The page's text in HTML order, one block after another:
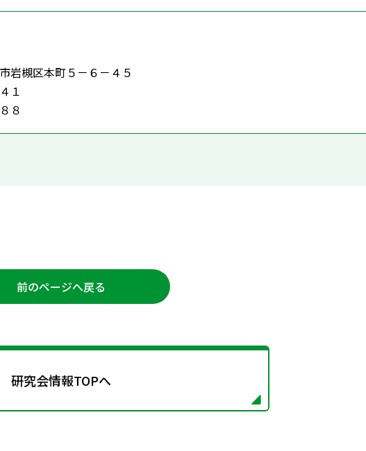
槻区本町５－６－４５
１
８
前のページへ戻る
研究会情報TOPへ